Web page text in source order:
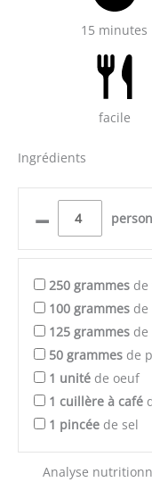
15 minutes
facile
Ingrédients
–
250 grammes
100 grammes de
125 grammes
50 grammes de
1 unité de oeuf
1 cuillère à café
1 pincée de sel
Analyse